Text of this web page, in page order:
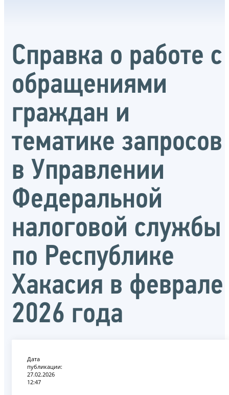
Справка о работе с
обращениями
граждан и
тематике запросов
в Управлении
Федеральной
налоговой службы
по Республике
Хакасия в феврале
2026 года
Дата
публикации:
27.02.2026
12:47